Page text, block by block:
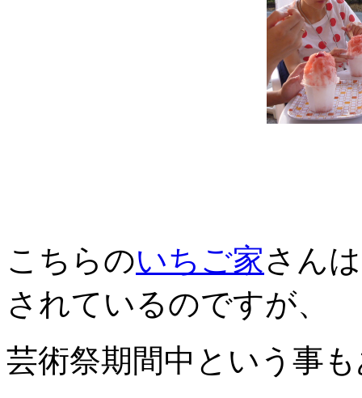
こちらのいちご家さん
されているのですが、
芸術祭期間中という事